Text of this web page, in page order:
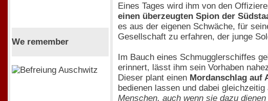
We remember
Eines Tages wird ihm von den
einen überzeugten Spion der
es aus der eigenen Schwäche, für
Gesellschaft zu erfahren, der junge
Im Bauch eines Schmugglerschiffes
erinnert, lässt ihm sein Vorhaben
Dieser plant einen Mordanschlag auf
bedienen lassen und dabei
Menschen, auch wenn sie dazu